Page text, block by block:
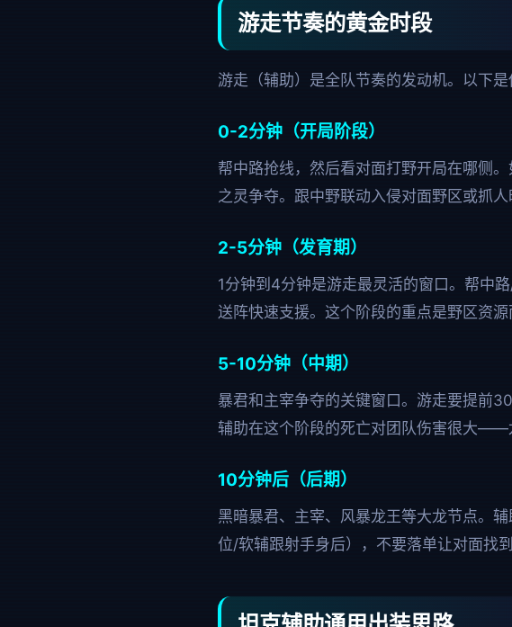
游走节奏的黄金时段
游走（辅助）是全队节奏的发动机。以下是
0-2分钟（开局阶段）
帮中路抢线，然后看对面打野开局在哪侧
之灵争夺。跟中野联动入侵对面野区或抓人
2-5分钟（发育期）
1分钟到4分钟是游走最灵活的窗口。帮中
送阵快速支援。这个阶段的重点是野区资源
5-10分钟（中期）
暴君和主宰争夺的关键窗口。游走要提前
辅助在这个阶段的死亡对团队伤害很大——
10分钟后（后期）
黑暗暴君、主宰、风暴龙王等大龙节点。
位/软辅跟射手身后），不要落单让对面找